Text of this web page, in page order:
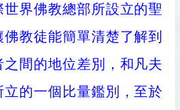
界佛教總部所設立的聖
教徒能簡單清楚了解到
間的地位差別，和凡夫
的一個比量鑑別，至於